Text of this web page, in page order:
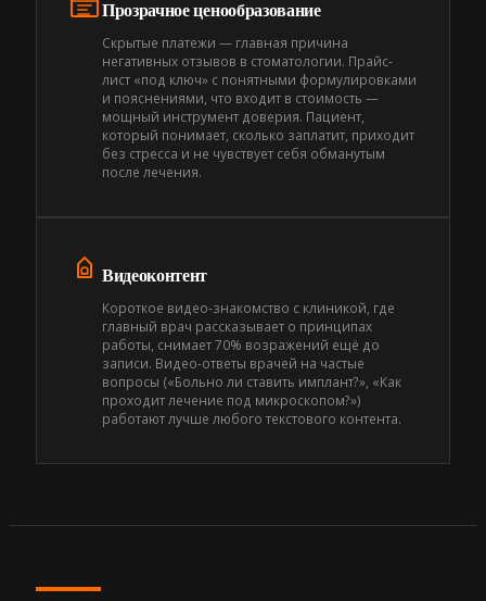
Прозрачное ценообразование
Скрытые платежи — главная причина
негативных отзывов в стоматологии. Прайс-
лист «под ключ» с понятными формулировками
и пояснениями, что входит в стоимость —
мощный инструмент доверия. Пациент,
который понимает, сколько заплатит, приходит
без стресса и не чувствует себя обманутым
после лечения.
Видеоконтент
Короткое видео-знакомство с клиникой, где
главный врач рассказывает о принципах
работы, снимает 70% возражений ещё до
записи. Видео-ответы врачей на частые
вопросы («Больно ли ставить имплант?», «Как
проходит лечение под микроскопом?»)
работают лучше любого текстового контента.